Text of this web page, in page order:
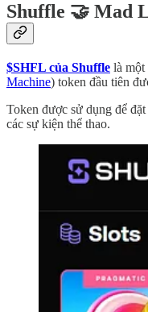
Shuffle 🤝 Mad
$SHFL của Shuffle là
Machine) token đầu tiên
Token được sử dụng để
các sự kiện thể thao.